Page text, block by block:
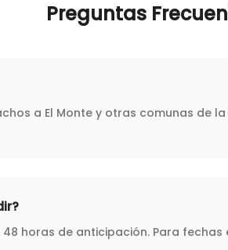
Preguntas
a El Monte y otras comunas
horas de anticipación. Para